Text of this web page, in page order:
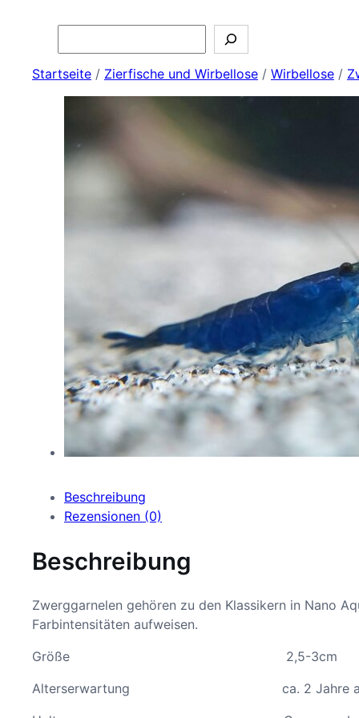
Startseite / Zierfische und Wirbellose / Wirbellose /
Beschreibung
Rezensionen (0)
Beschreibung
Zwerggarnelen gehören zu den Klassikern in Nano
Farbintensitäten aufweisen.
Größe 2,5-3cm
Alterserwartung ca. 2 Jahre